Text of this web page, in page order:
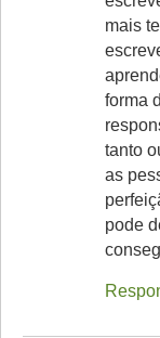
mais
forma
tanto
as
pode